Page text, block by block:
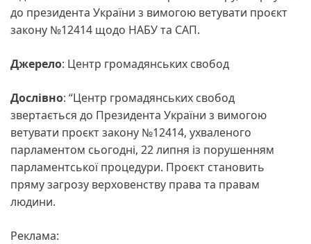
до президента України з вимогою ветувати проєкт
закону №12414 щодо НАБУ та САП.
Джерело: Центр громадянських свобод
Дослівно: “Центр громадянських свобод
звертається до Президента України з вимогою
ветувати проєкт закону №12414, ухваленого
парламентом сьогодні, 22 липня із порушенням
парламентської процедури. Проєкт становить
пряму загрозу верховенству права та правам
людини.
Реклама: